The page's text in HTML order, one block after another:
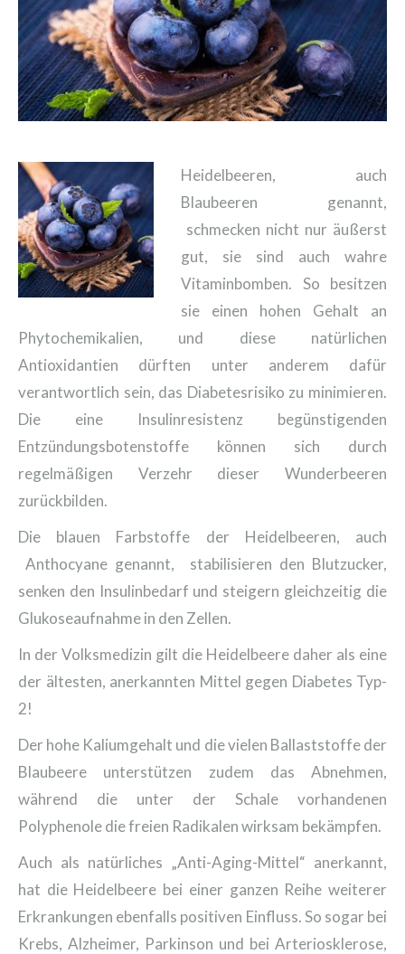
Heidelbeeren, auch
Blaubeeren genannt,
schmecken nicht nur äußerst
gut, sie sind auch wahre
Vitaminbomben. So besitzen
sie einen hohen Gehalt an
Phytochemikalien, und diese natürlichen
Antioxidantien dürften unter anderem dafür
verantwortlich sein, das Diabetesrisiko zu minimieren.
Die eine Insulinresistenz begünstigenden
Entzündungsbotenstoffe können sich durch
regelmäßigen Verzehr dieser Wunderbeeren
zurückbilden.
Die blauen Farbstoffe der Heidelbeeren, auch
Anthocyane genannt, stabilisieren den Blutzucker,
senken den Insulinbedarf und steigern gleichzeitig die
Glukoseaufnahme in den Zellen.
In der Volksmedizin gilt die Heidelbeere daher als eine
der ältesten, anerkannten Mittel gegen Diabetes Typ-
2!
Der hohe Kaliumgehalt und die vielen Ballaststoffe der
Blaubeere unterstützen zudem das Abnehmen,
während die unter der Schale vorhandenen
Polyphenole die freien Radikalen wirksam bekämpfen.
Auch als natürliches „Anti-Aging-Mittel“ anerkannt,
hat die Heidelbeere bei einer ganzen Reihe weiterer
Erkrankungen ebenfalls positiven Einfluss. So sogar bei
Krebs, Alzheimer, Parkinson und bei Arteriosklerose,